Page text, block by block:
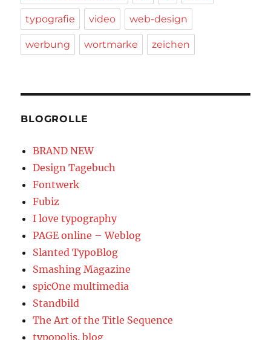
typografie video web-design
werbung wortmarke zeichen
BLOGROLLE
BRAND NEW
Design Tagebuch
Fontwerk
Fubiz
I love typography
PAGE online – Weblog
Slanted TypoBlog
Smashing Magazine
spicOne multimedia
Standbild
The Art of the Title Sequence
typopolis. blog